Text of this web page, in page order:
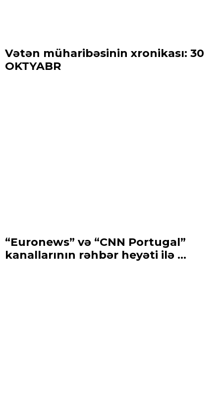
Vətən müharibəsinin xronikası: 30
OKTYABR
“Euronews” və “CNN Portugal”
kanallarının rəhbər heyəti ilə ...